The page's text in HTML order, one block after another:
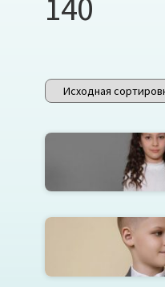
Белая
Пиджак для